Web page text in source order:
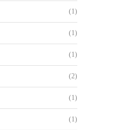
(1)
(1)
(1)
(2)
(1)
(1)